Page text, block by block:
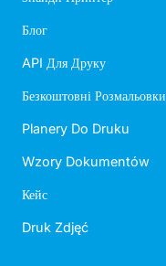
Блог
API Для Друку
Безкоштовні Розмальовки
Planery Do Druku
Wzory Dokumentów
Кейс
Druk Zdjęć